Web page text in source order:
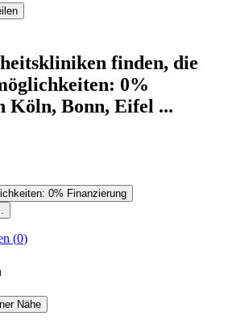
finden, die
0%
Köln, Bonn, Eifel ...
0% Finanzierung
(0)
Nähe